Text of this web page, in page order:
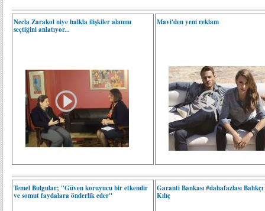
Necla Zarakol niye halkla ilişkiler alanını
seçtiğini anlatıyor...
Mavi'den yeni reklam
Temel Bulgular; "Güven koruyucu bir etkendir
ve somut faydalara önderlik eder"
Garanti Bankası #dahafazlası
Kılıç